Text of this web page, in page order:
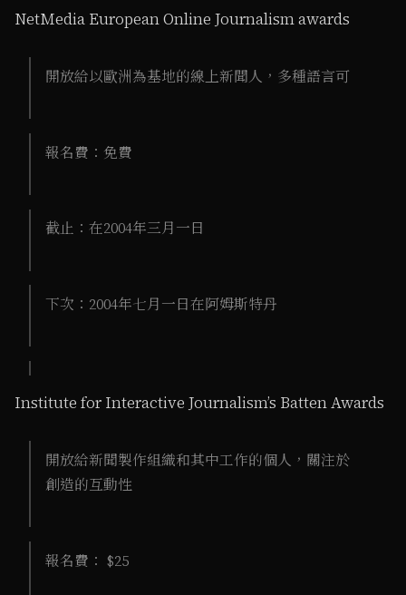
NetMedia European Online Journalism awards
開放給以歐洲為基地的線上新聞人，多種語言可
報名費：免費
截止：在2004年三月一日
下次：2004年七月一日在阿姆斯特丹
Institute for Interactive Journalism’s Batten Awards
開放給新聞製作組織和其中工作的個人，關注於
創造的互動性
報名費： $25